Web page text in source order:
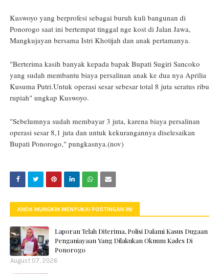
Kuswoyo yang berprofesi sebagai buruh kuli bangunan di
Ponorogo saat ini bertempat tinggal nge kost di Jalan Jawa,
Mangkujayan bersama Istri Khotijah dan anak pertamanya.
"Berterima kasih banyak kepada bapak Bupati Sugiri Sancoko
yang sudah membantu biaya persalinan anak ke dua nya Aprilia
Kusuma Putri.Untuk operasi sesar sebesar total 8 juta seratus ribu
rupiah" ungkap Kuswoyo.
"Sebelumnya sudah membayar 3 juta, karena biaya persalinan
operasi sesar 8,1 juta dan untuk kekurangannya diselesaikan
Bupati Ponorogo," pungkasnya.(nov)
ANDA MUNGKIN MENYUKAI POSTINGAN INI
Laporan Telah Diterima, Polisi Dalami Kasus Dugaan
Penganiayaan Yang Dilakukan Oknum Kades Di
Ponorogo
August 07, 2026